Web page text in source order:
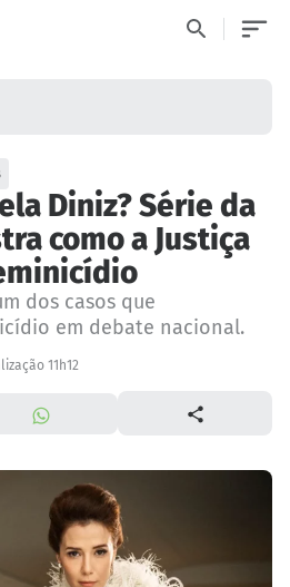
Diniz? Série da
como a Justiça
dos casos que
em debate nacional.
11h12